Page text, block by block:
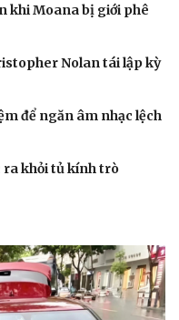
khi Moana bị giới phê
Nolan tái lập kỳ
để ngăn âm nhạc lệch
ra khỏi tủ kính trò